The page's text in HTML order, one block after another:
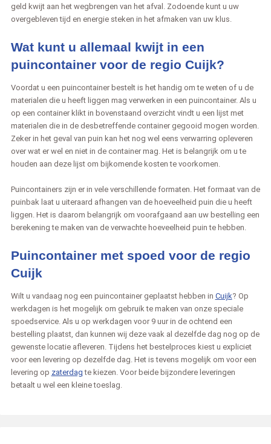
geld kwijt aan het wegbrengen van het afval. Zodoende kunt u uw
overgebleven tijd en energie steken in het afmaken van uw klus.
Wat kunt u allemaal kwijt in een
puincontainer voor de regio Cuijk?
Voordat u een puincontainer bestelt is het handig om te weten of u de
materialen die u heeft liggen mag verwerken in een puincontainer. Als u
op een container klikt in bovenstaand overzicht vindt u een lijst met
materialen die in de desbetreffende container gegooid mogen worden.
Zeker in het geval van puin kan het nog wel eens verwarring opleveren
over wat er wel en niet in de container mag. Het is belangrijk om u te
houden aan deze lijst om bijkomende kosten te voorkomen.
Puincontainers zijn er in vele verschillende formaten. Het formaat van de
puinbak laat u uiteraard afhangen van de hoeveelheid puin die u heeft
liggen. Het is daarom belangrijk om voorafgaand aan uw bestelling een
berekening te maken van de verwachte hoeveelheid puin te hebben.
Puincontainer met spoed voor de regio
Cuijk
Wilt u vandaag nog een puincontainer geplaatst hebben in Cuijk? Op
werkdagen is het mogelijk om gebruik te maken van onze speciale
spoedservice. Als u op werkdagen voor 9 uur in de ochtend een
bestelling plaatst, dan kunnen wij deze vaak al dezelfde dag nog op de
gewenste locatie afleveren. Tijdens het bestelproces kiest u expliciet
voor een levering op dezelfde dag. Het is tevens mogelijk om voor een
levering op zaterdag te kiezen. Voor beide bijzondere leveringen
betaalt u wel een kleine toeslag.